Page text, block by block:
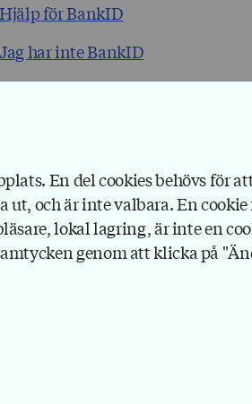
En del cookies behövs för
och är inte valbara. En
lokal lagring, är inte en
genom att klicka på
Hjälp för BankID
Jag har inte BankID
Forena